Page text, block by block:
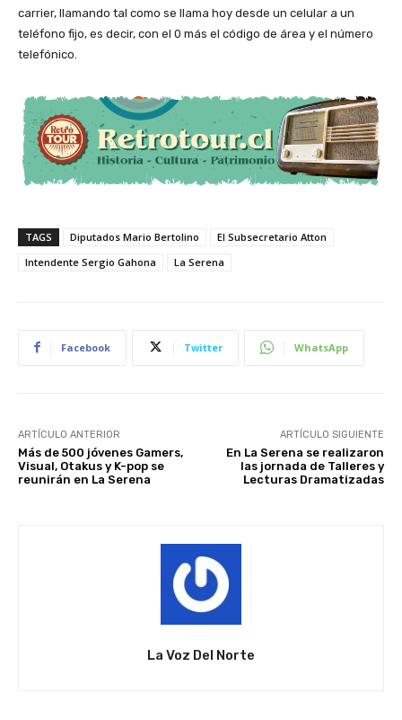
carrier, llamando tal como se llama hoy desde un celular a un
teléfono fijo, es decir, con el 0 más el código de área y el número
telefónico.
TAGS Diputados Mario Bertolino
El Subsecretario Atton
Intendente Sergio Gahona
La Serena
Facebook Twitter WhatsApp
ARTÍCULO ANTERIOR
Más de 500 jóvenes Gamers,
Visual, Otakus y K-pop se
reunirán en La Serena
ARTÍCULO SIGUIENTE
En La Serena se realizaron
las jornada de Talleres y
Lecturas Dramatizadas
La Voz Del Norte